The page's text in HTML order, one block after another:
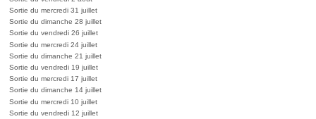
Sortie du mercredi 31 juillet
Sortie du dimanche 28 juillet
Sortie du vendredi 26 juillet
Sortie du mercredi 24 juillet
Sortie du dimanche 21 juillet
Sortie du vendredi 19 juillet
Sortie du mercredi 17 juillet
Sortie du dimanche 14 juillet
Sortie du mercredi 10 juillet
Sortie du vendredi 12 juillet